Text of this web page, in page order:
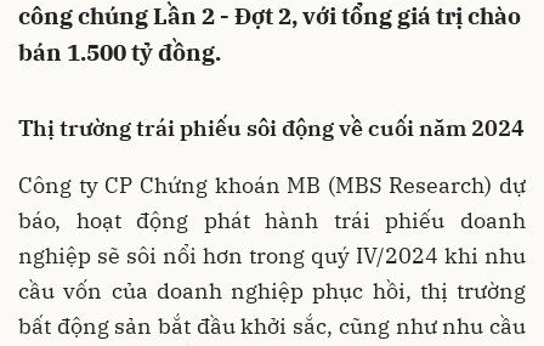
công chúng Lần 2 - Đợt 2, với tổng giá trị chào
bán 1.500 tỷ đồng.
Thị trường trái phiếu sôi động về cuối năm 2024
Công ty CP Chứng khoán MB (MBS Research) dự
báo, hoạt động phát hành trái phiếu doanh
nghiệp sẽ sôi nổi hơn trong quý IV/2024 khi nhu
cầu vốn của doanh nghiệp phục hồi, thị trường
bất động sản bắt đầu khởi sắc, cũng như nhu cầu